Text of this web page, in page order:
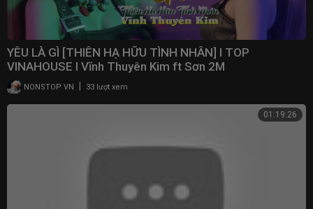
YÊU LÀ GÌ [THIÊN HẠ HỮU TÌNH NHÂN] I TOP
VINAHOUSE I Vĩnh Thuyên Kim ft Sơn 2M
NONSTOP VN 33 lượt xem
01:19:26